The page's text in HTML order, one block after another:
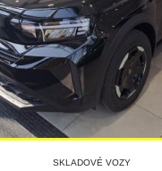
SKLADOVÉ VOZY